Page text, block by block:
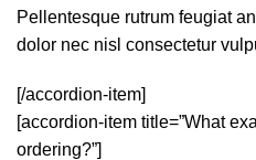
Pellentesque rutrum feugiat
dolor nec nisl consectetur
[/accordion-item]
[accordion-item title=”What
ordering?”]